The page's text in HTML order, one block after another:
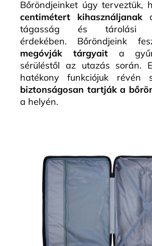
Bőröndjeinket úgy terveztük,
centimétert kihasználjanak
tágasság és tárolási
érdekében. Bőröndjeink
megóvják tárgyaita
sérüléstől az utazás során.
hatékony funkciójuk révén
biztonságosan tartják a
a helyén.